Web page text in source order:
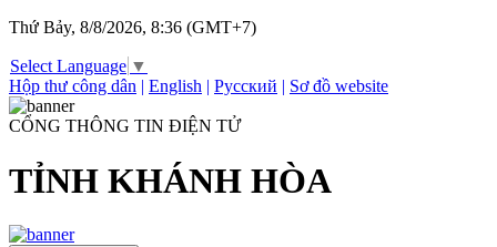
Thứ Bảy, 8/8/2026, 8:36 (GMT+7)
Select Language ▼
Hộp thư công dân | English | Русский | Sơ đồ website
CỔNG THÔNG TIN ĐIỆN TỬ
TỈNH KHÁNH HÒA